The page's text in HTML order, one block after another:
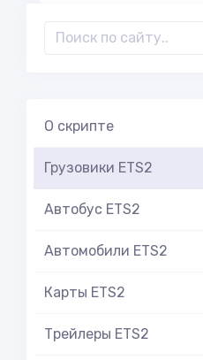
О скрипте
Грузовики ETS2
Автобус ETS2
Автомобили ETS2
Карты ETS2
Трейлеры ETS2